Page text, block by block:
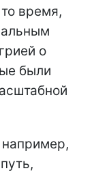
время,
о
были